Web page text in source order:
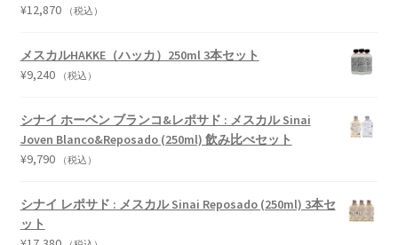
¥12,870 （税込）
メスカルHAKKE（ハッカ）250ml 3本セット
¥9,240 （税込）
シナイ ホーベン ブランコ&レポサド : メスカル Sinai
Joven Blanco&Reposado (250ml) 飲み比べセット
¥9,790 （税込）
シナイ レポサド : メスカル Sinai Reposado (250ml) 3本セ
ット